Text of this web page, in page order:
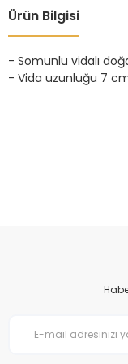
Ürün Bilgisi
- Somunlu vidalı
- Vida uzunluğu 7
Bu ürünün fiyat
Bu ürüne benzer